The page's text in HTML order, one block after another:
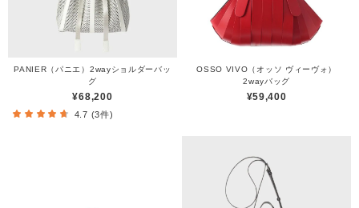
PANIER（パニエ）2wayショルダーバッ
グ
¥68,200
4.7 (3件)
OSSO VIVO（オッソ ヴィーヴォ）
2wayバッグ
¥59,400